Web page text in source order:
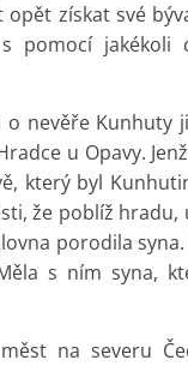
získat své
pomocí
nevěře Kunhuty
u Opavy.
který byl
že poblíž hradu,
porodila
s ním syna,
na severu